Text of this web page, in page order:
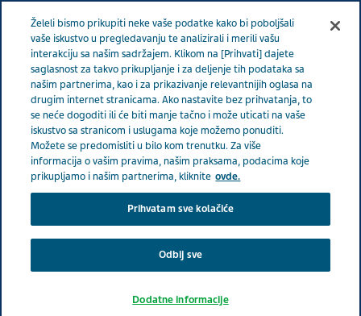
SRBIJA
Serbia Terapeutske oblasti Psihijatrija
Depresija - zašto
je važno rano prepoznavanje?
Depresija - zašto je važno
rano prepoznavanje?
Želeli bismo prikupiti neke vaše podatke kako bi poboljšali
vaše iskustvo u pregledavanju te analizirali i merili vašu
interakciju sa našim sadržajem. Klikom na [Prihvati] dajete
saglasnost za takvo prikupljanje i za deljenje tih podataka sa
našim partnerima, kao i za prikazivanje relevantnijih oglasa na
drugim internet stranicama. Ako nastavite bez prihvatanja, to
se neće dogoditi ili će biti manje tačno i može uticati na vaše
iskustvo sa stranicom i uslugama koje možemo ponuditi.
Možete se predomisliti u bilo kom trenutku. Za više
informacija o vašim pravima, našim praksama, podacima koje
prikupljamo i našim partnerima, kliknite ovde.
Prihvatam sve kolačiće
Odbij sve
Dodatne informacije